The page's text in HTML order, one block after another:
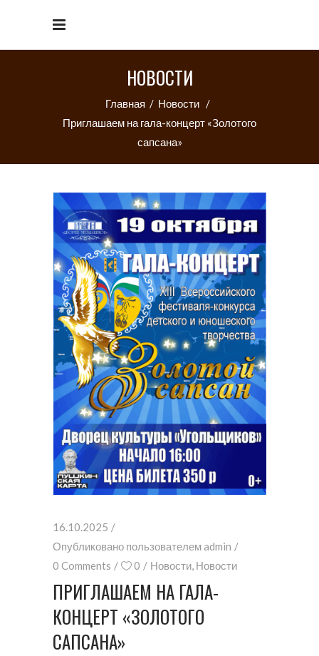
НОВОСТИ
Главная / Новости /
Приглашаем на гала-концерт «Золотого
сапсана»
16.10.2025
Опубликовано пользователемadmin
0 Comments
0 Новости, Новости
ПРИГЛАШАЕМ НА ГАЛА-
КОНЦЕРТ «ЗОЛОТОГО
САПСАНА»